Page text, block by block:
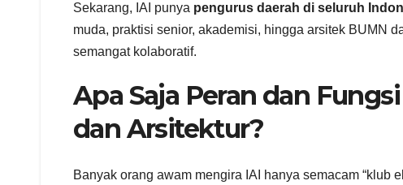
Sekarang, IAI punya pengurus daerah di seluruh
muda, praktisi senior, akademisi, hingga arsitek BUMN
semangat kolaboratif.
Apa Saja Peran dan
dan Arsitektur?
Banyak orang awam mengira IAI hanya semacam “klub